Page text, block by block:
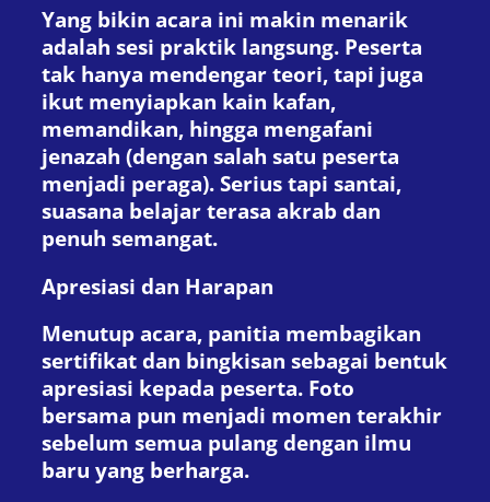
Yang bikin acara ini makin menarik
adalah sesi praktik langsung. Peserta
tak hanya mendengar teori, tapi juga
ikut menyiapkan kain kafan,
memandikan, hingga mengafani
jenazah (dengan salah satu peserta
menjadi peraga). Serius tapi santai,
suasana belajar terasa akrab dan
penuh semangat.
Apresiasi dan Harapan
Menutup acara, panitia membagikan
sertifikat dan bingkisan sebagai bentuk
apresiasi kepada peserta. Foto
bersama pun menjadi momen terakhir
sebelum semua pulang dengan ilmu
baru yang berharga.